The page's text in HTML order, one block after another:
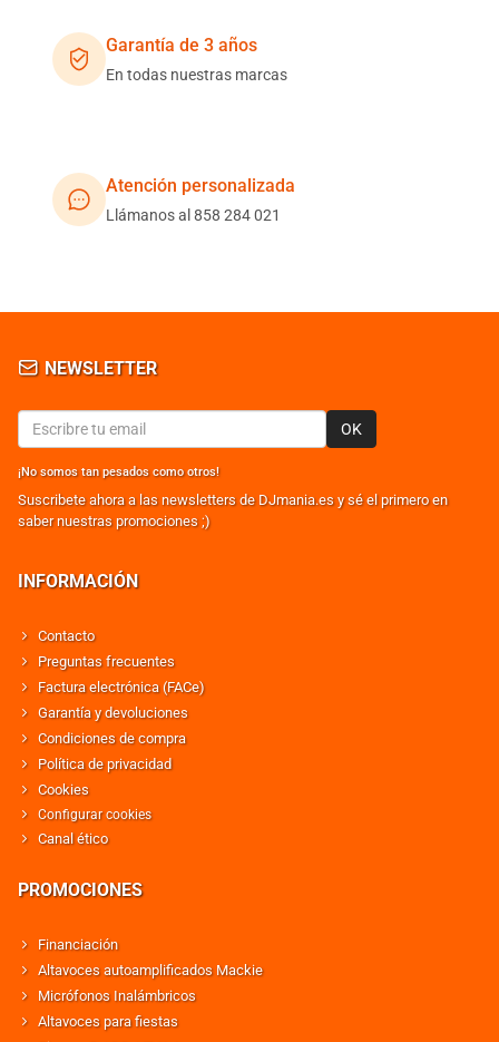
Garantía de 3 años
En todas nuestras marcas
Atención personalizada
Llámanos al 858 284 021
NEWSLETTER
OK
¡No somos tan pesados como otros!
Suscribete ahora a las newsletters de DJmania.es y sé el primero en
saber nuestras promociones ;)
INFORMACIÓN
Contacto
Preguntas frecuentes
Factura electrónica (FACe)
Garantía y devoluciones
Condiciones de compra
Política de privacidad
Cookies
Configurar cookies
Canal ético
PROMOCIONES
Financiación
Altavoces autoamplificados Mackie
Micrófonos Inalámbricos
Altavoces para fiestas